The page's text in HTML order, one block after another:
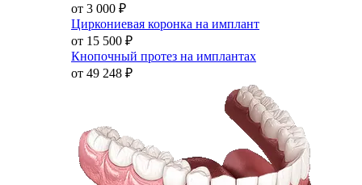
от 3 000 ₽
Циркониевая коронка на имплант
от 15 500 ₽
Кнопочный протез на имплантах
от 49 248 ₽